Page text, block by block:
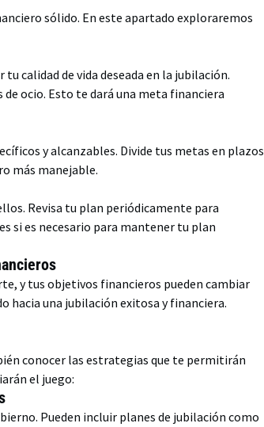
sólido. En este apartado exploraremos
calidad de vida deseada en la jubilación.
ocio. Esto te dará una meta financiera
y alcanzables. Divide tus metas en plazos
más manejable.
Revisa tu plan periódicamente para
si es necesario para mantener tu plan
y tus objetivos financieros pueden cambiar
hacia una jubilación exitosa y financiera.
conocer las estrategias que te permitirán
el juego:
Pueden incluir planes de jubilación como